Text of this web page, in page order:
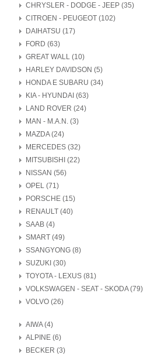
CHRYSLER - DODGE - JEEP (35)
CITROEN - PEUGEOT (102)
DAIHATSU (17)
FORD (63)
GREAT WALL (10)
HARLEY DAVIDSON (5)
HONDA E SUBARU (34)
KIA - HYUNDAI (63)
LAND ROVER (24)
MAN - M.A.N. (3)
MAZDA (24)
MERCEDES (32)
MITSUBISHI (22)
NISSAN (56)
OPEL (71)
PORSCHE (15)
RENAULT (40)
SAAB (4)
SMART (49)
SSANGYONG (8)
SUZUKI (30)
TOYOTA - LEXUS (81)
VOLKSWAGEN - SEAT - SKODA (79)
VOLVO (26)
AIWA (4)
ALPINE (6)
BECKER (3)